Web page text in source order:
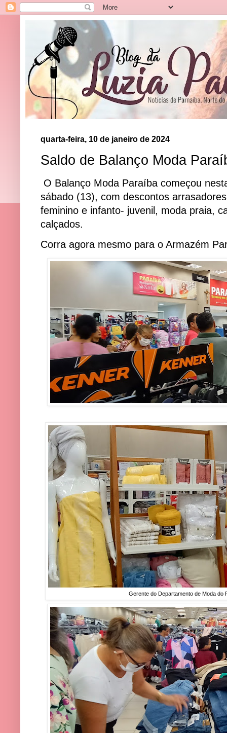
quarta-feira, 10 de janeiro de 2024
Saldo de Balanço Moda
O Balanço Moda Paraíba começou
sábado (13), com descontos
feminino e infanto- juvenil, moda praia,
calçados.
Corra agora mesmo para o Armazém
Gerente do Departamento de Moda do